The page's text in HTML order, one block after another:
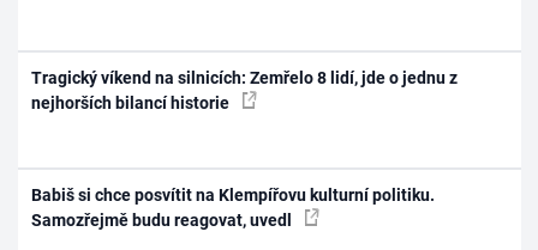
Tragický víkend na silnicích: Zemřelo 8 lidí, jde o jednu z
nejhorších bilancí historie
Babiš si chce posvítit na Klempířovu kulturní politiku.
Samozřejmě budu reagovat, uvedl